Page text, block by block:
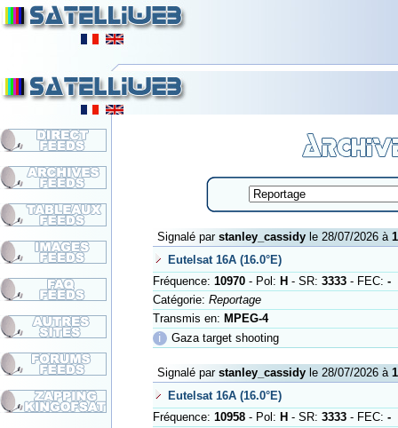
Signalé par stanley_cassidyle 28/07/2026 à
Eutelsat 16A (16.0°E)
Fréquence: 10970- Pol: H - SR: 3333- FEC: -
Catégorie: Reportage
Transmis en: MPEG-4
ℹ
Gaza target shooting
Signalé par stanley_cassidyle 28/07/2026 à
Eutelsat 16A (16.0°E)
Fréquence: 10958- Pol: H - SR: 3333- FEC: -